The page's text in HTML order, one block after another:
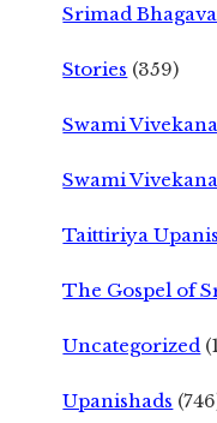
Srimad
Stories (359)
Swami
Swami
Taittiriya
The Gospel of
Uncategorized
Upanishads